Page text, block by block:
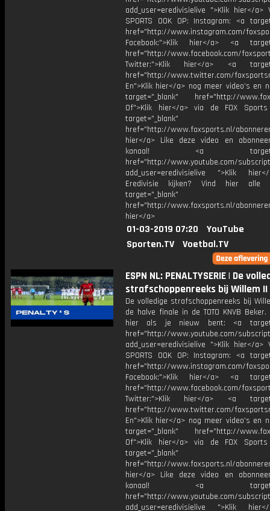
add_user=eredivisielive ">Klik hier</a>
SPORTS OOK OP: Instagram: <a
href="http://www.instagram.com/
Facebook:">Klik hier</a> <a
href="http://www.facebook.com/
Twitter:">Klik hier</a> <a
href="http://www.twitter.com/
En">Klik hier</a> nog meer video’s en
target="_blank" href="http://
Of">Klik hier</a> via de FOX
target="_blank"
href="http://www.foxsports.nl/
hier</a> Like deze video en
kanaal! <a
href="http://www.youtube.com/
add_user=eredivisielive ">Klik
Eredivisie kijken? Vind hier alle
target="_blank"
href="http://www.foxsports.nl/
hier</a>
01-03-2019 07:20
YouTube
Sporten.TV
Voetbal.TV
ESPN NL: PENALTYSERIE | De
strafschoppenreeks bij Willem II
De volledige strafschoppenreeks bij
de halve finale in de TOTO KNVB Beker.
hier als je nieuw bent: <a
href="http://www.youtube.com/
add_user=eredivisielive ">Klik hier</a>
SPORTS OOK OP: Instagram: <a
href="http://www.instagram.com/
Facebook:">Klik hier</a> <a
href="http://www.facebook.com/
Twitter:">Klik hier</a> <a
href="http://www.twitter.com/
En">Klik hier</a> nog meer video’s en
target="_blank" href="http://
Of">Klik hier</a> via de FOX
target="_blank"
href="http://www.foxsports.nl/
hier</a> Like deze video en
kanaal! <a
href="http://www.youtube.com/
add_user=eredivisielive ">Klik